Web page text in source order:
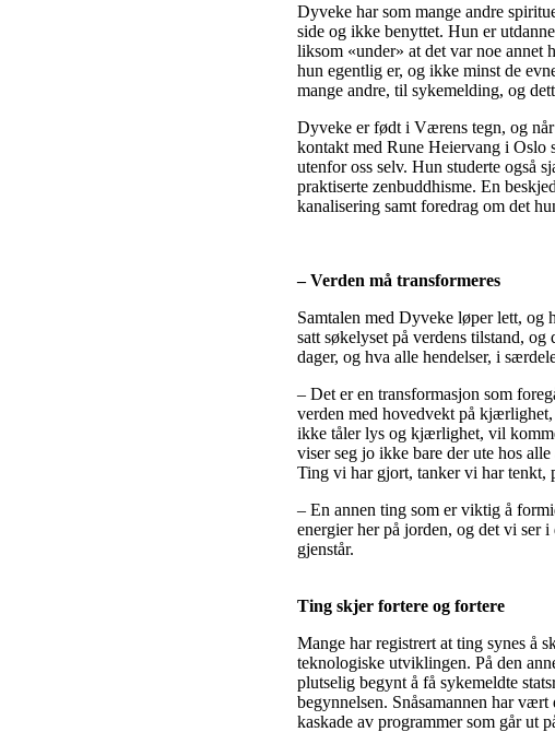
Dyveke har som mange andre
side og ikke benyttet. Hun er
liksom «under» at det var noe
hun egentlig er, og ikke minst de
mange andre, til sykemelding, og
Dyveke er født i Værens tegn, og
kontakt med Rune Heiervang i Oslo
utenfor oss selv. Hun studerte også
praktiserte zenbuddhisme. En
kanalisering samt foredrag om det
– Verden må transformeres
Samtalen med Dyveke løper lett, og
satt søkelyset på verdens tilstand,
dager, og hva alle hendelser, i
– Det er en transformasjon som
verden med hovedvekt på
ikke tåler lys og kjærlighet, vil
viser seg jo ikke bare der ute hos
Ting vi har gjort, tanker vi har tenkt,
– En annen ting som er viktig å
energier her på jorden, og det vi ser
gjenstår.
Ting skjer fortere og fortere
Mange har registrert at ting synes å
teknologiske utviklingen. På den
plutselig begynt å få sykemeldte
begynnelsen. Snåsamannen har
kaskade av programmer som går ut